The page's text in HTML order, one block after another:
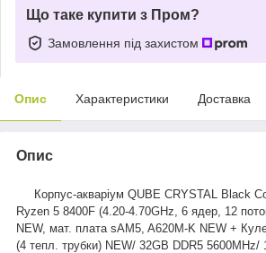
Що таке купити з Пром?
Замовлення під захистом
Опис Характеристики Доставка
Опис
Корпус-акваріум QUBE CRYSTAL Black
Ryzen 5 8400F (4.20-4.70GHz, 6 ядер, 12
NEW, мат. плата sAM5, A620M-K NEW +
(4 тепл. трубки) NEW/ 32GB DDR5